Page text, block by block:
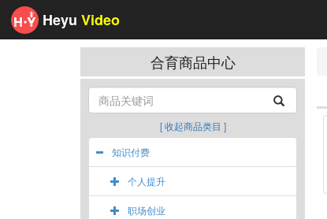
Heyu Video
合育商品中心
[ 收起商品类目 ]
知识付费
个人提升
职场创业